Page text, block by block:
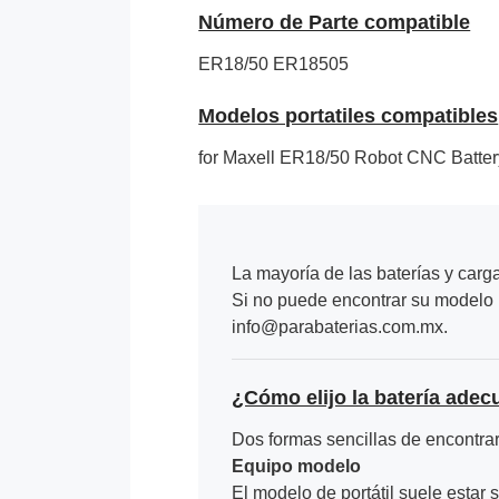
Número de Parte compatible
ER18/50 ER18505
Modelos portatiles compatibles
for Maxell ER18/50 Robot CNC
La mayoría de las baterías y
Si no puede encontrar su
info@parabaterias.com.mx.
¿Cómo elijo la batería
Dos formas sencillas de
Equipo modelo
El modelo de portátil suele estar